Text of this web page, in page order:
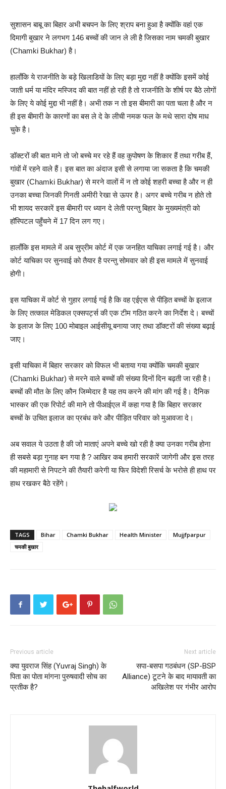
सुशासन बाबू का बिहार अभी बचपन के लिए श्राप बना हुआ है क्योंकि वहां एक
दिमागी बुखार ने लगभग 146 बच्चों की जान ले ली है जिसका नाम चमकी बुखार
(Chamki Bukhar) है।
हालाँकि ये राजनीति के बड़े खिलाडियों के लिए बड़ा मुद्दा नहीं है क्योंकि इसमें कोई
जाती धर्म या मंदिर मस्जिद की बात नहीं हो रही है तो राजनीति के शीर्ष पर बैठे लोगों
के लिए ये कोई मुद्दा भी नहीं है। अभी तक न तो इस बीमारी का पता चला है और न
ही इस बीमारी के कारणों का बस ले दे के लीची नमक फल के मथे सारा दोष माध
चुके है।
डॉक्टरों की बात माने तो जो बच्चे मर रहे हैं वह कुपोषण के शिकार हैं तथा गरीब हैं,
गांवों में रहने वाले हैं। इस बात का अंदाज इसी से लगाया जा सकता है कि चमकी
बुखार (Chamki Bukhar) से मरने वालों में न तो कोई शहरी बच्चा है और न ही
उनका बच्चा जिनकी गिनती अमीरी रेखा से ऊपर है। अगर बच्चे गरीब न होते तो
भी शायद सरकारें इस बीमारी पर ध्यान दे लेती परन्तु बिहार के मुख्यमंत्री को
हॉस्पिटल पहुँचने में 17 दिन लग गए।
हालाँकि इस मामले में अब सुप्रीम कोर्ट में एक जनहित याचिका लगाई गई है। और
कोर्ट याचिका पर सुनवाई को तैयार है परन्तु सोमवार को ही इस मामले में सुनवाई
होगी।
इस याचिका में कोर्ट से गुहार लगाई गई है कि वह एईएस से पीड़ित बच्चों के इलाज
के लिए तत्काल मेडिकल एक्सपर्ट्स की एक टीम गठित करने का निर्देश दे। बच्चों
के इलाज के लिए 100 मोबाइल आईसीयू बनाया जाए तथा डॉक्टरों की संख्या बढ़ाई
जाए।
इसी याचिका में बिहार सरकार को विफल भी बताया गया क्योंकि चमकी बुखार
(Chamki Bukhar) से मरने वाले बच्चों की संख्या दिनों दिन बढ़ती जा रही है।
बच्चों की मौत के लिए कौन जिम्मेदार है यह तय करने की मांग की गई है। दैनिक
भास्कर की एक रिपोर्ट की माने तो पीआईएल में कहा गया है कि बिहार सरकार
बच्चों के उचित इलाज का प्रबंध करे और पीड़ित परिवार को मुआवजा दे।
अब सवाल ये उठता है की जो माताएं अपने बच्चे खो रही है क्या उनका गरीब होना
ही सबसे बड़ा गुनाह बन गया है ? आखिर कब हमारी सरकारें जागेगी और इस तरह
की महामारी से निपटने की तैयारी करेगी या फिर विदेशी रिसर्च के भरोसे ही हाथ पर
हाथ रखकर बैठे रहेंगे।
TAGS Bihar Chamki Bukhar Health Minister
Mujjfparpur
चमकी बुखार
Previous article
क्या युवराज सिंह (Yuvraj Singh) के
पिता का पोता मांगना पुरुषवादी सोच का
प्रतीक है?
Next article
सपा-बसपा गठबंधन (SP-BSP
Alliance) टूटने के बाद मायावती का
अखिलेश पर गंभीर आरोप